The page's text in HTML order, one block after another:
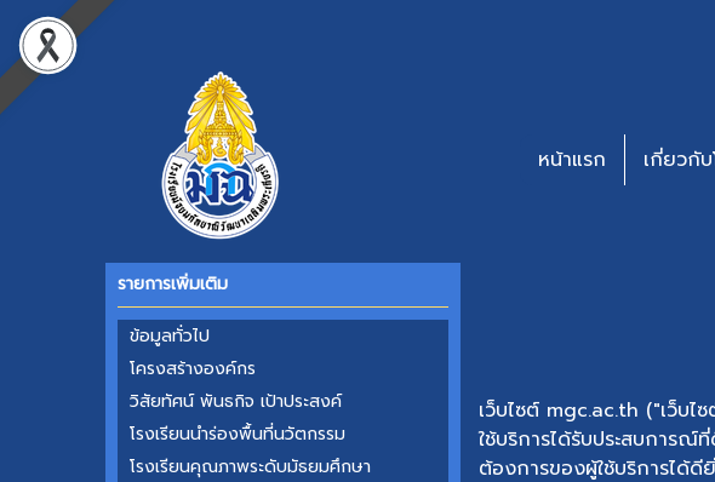
หน้าแรก เกี่ยวกับ
เว็บไซต์ mgc.ac.th ("เว็บไ
ใช้บริการได้รับประสบการณ์
ต้องการของผู้ใช้บริการได้ดี
รายการเพิ่มเติม
ข้อมูลทั่วไป
โครงสร้าง​องค์กร​
วิสัยทัศน์ พันธกิจ เป้าประสงค์
โรงเรียนนำร่องพื้นที่นวัตกรรม
โรงเรียนคุณภา​พระดับ​มัธยม​ศึกษา